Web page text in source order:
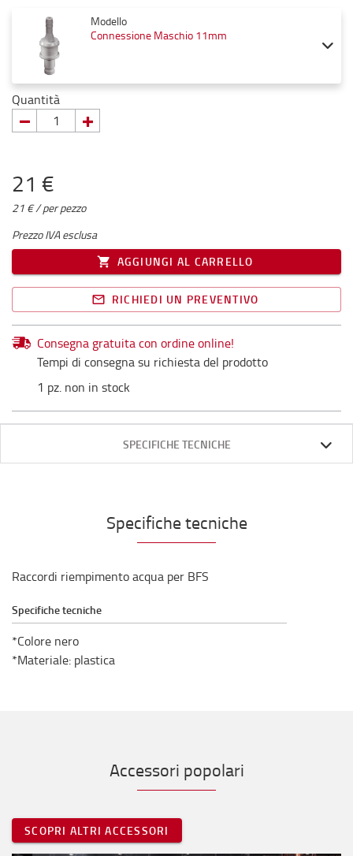
Modello
Connessione Maschio 11mm
Quantità
21 €
21 € / per pezzo
Prezzo IVA esclusa
AGGIUNGI AL CARRELLO
RICHIEDI UN PREVENTIVO
Consegna gratuita con ordine online!
Tempi di consegna su richiesta del prodotto
1 pz. non in stock
SPECIFICHE TECNICHE
Specifiche tecniche
Raccordi riempimento acqua per BFS
Specifiche tecniche
*Colore nero
*Materiale: plastica
Accessori popolari
SCOPRI ALTRI ACCESSORI